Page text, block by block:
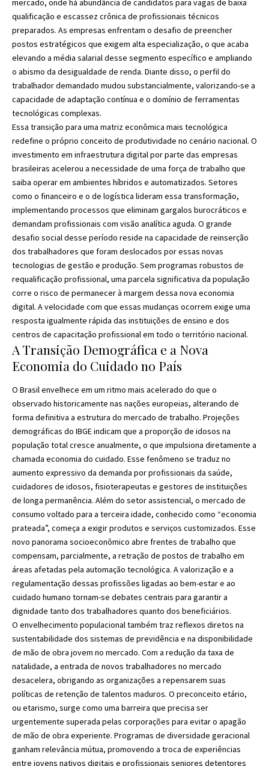
mercado, onde há abundância de candidatos para vagas de baixa
qualificação e escassez crônica de profissionais técnicos
preparados. As empresas enfrentam o desafio de preencher
postos estratégicos que exigem alta especialização, o que acaba
elevando a média salarial desse segmento específico e ampliando
o abismo da desigualdade de renda. Diante disso, o perfil do
trabalhador demandado mudou substancialmente, valorizando-se a
capacidade de adaptação contínua e o domínio de ferramentas
tecnológicas complexas.
Essa transição para uma matriz econômica mais tecnológica
redefine o próprio conceito de produtividade no cenário nacional. O
investimento em infraestrutura digital por parte das empresas
brasileiras acelerou a necessidade de uma força de trabalho que
saiba operar em ambientes híbridos e automatizados. Setores
como o financeiro e o de logística lideram essa transformação,
implementando processos que eliminam gargalos burocráticos e
demandam profissionais com visão analítica aguda. O grande
desafio social desse período reside na capacidade de reinserção
dos trabalhadores que foram deslocados por essas novas
tecnologias de gestão e produção. Sem programas robustos de
requalificação profissional, uma parcela significativa da população
corre o risco de permanecer à margem dessa nova economia
digital. A velocidade com que essas mudanças ocorrem exige uma
resposta igualmente rápida das instituições de ensino e dos
centros de capacitação profissional em todo o território nacional.
A Transição Demográfica e a Nova
Economia do Cuidado no País
O Brasil envelhece em um ritmo mais acelerado do que o
observado historicamente nas nações europeias, alterando de
forma definitiva a estrutura do mercado de trabalho. Projeções
demográficas do IBGE indicam que a proporção de idosos na
população total cresce anualmente, o que impulsiona diretamente a
chamada economia do cuidado. Esse fenômeno se traduz no
aumento expressivo da demanda por profissionais da saúde,
cuidadores de idosos, fisioterapeutas e gestores de instituições
de longa permanência. Além do setor assistencial, o mercado de
consumo voltado para a terceira idade, conhecido como “economia
prateada”, começa a exigir produtos e serviços customizados. Esse
novo panorama socioeconômico abre frentes de trabalho que
compensam, parcialmente, a retração de postos de trabalho em
áreas afetadas pela automação tecnológica. A valorização e a
regulamentação dessas profissões ligadas ao bem-estar e ao
cuidado humano tornam-se debates centrais para garantir a
dignidade tanto dos trabalhadores quanto dos beneficiários.
O envelhecimento populacional também traz reflexos diretos na
sustentabilidade dos sistemas de previdência e na disponibilidade
de mão de obra jovem no mercado. Com a redução da taxa de
natalidade, a entrada de novos trabalhadores no mercado
desacelera, obrigando as organizações a repensarem suas
políticas de retenção de talentos maduros. O preconceito etário,
ou etarismo, surge como uma barreira que precisa ser
urgentemente superada pelas corporações para evitar o apagão
de mão de obra experiente. Programas de diversidade geracional
ganham relevância mútua, promovendo a troca de experiências
entre jovens nativos digitais e profissionais seniores detentores